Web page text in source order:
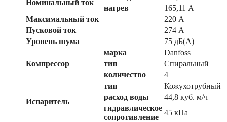
Номинальный ток
нагрев
165,11 А
Максимальный ток
220 А
Пусковой ток
274 А
Уровень шума
75 дБ(А)
Компрессор
марка
Danfoss
тип
Спиральный
количество
4
Испаритель
тип
Кожухотрубный
расход воды
44,8 куб. м/ч
гидравлическое
сопротивление
45 кПа